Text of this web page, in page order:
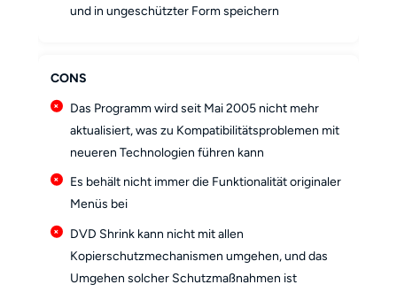
und in ungeschützter Form speichern
CONS
Das Programm wird seit Mai 2005 nicht mehr
aktualisiert, was zu Kompatibilitätsproblemen mit
neueren Technologien führen kann
Es behält nicht immer die Funktionalität originaler
Menüs bei
DVD Shrink kann nicht mit allen
Kopierschutzmechanismen umgehen, und das
Umgehen solcher Schutzmaßnahmen ist